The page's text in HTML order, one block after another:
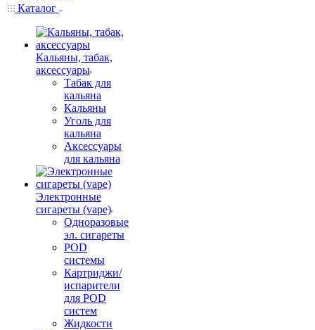
Каталог
Кальяны, табак,
аксессуары
Табак для
кальяна
Кальяны
Уголь для
кальяна
Аксессуары
для кальяна
Электронные
сигареты (vape)
Одноразовые
эл. сигареты
POD
системы
Картриджи/
испарители
для POD
систем
Жидкости